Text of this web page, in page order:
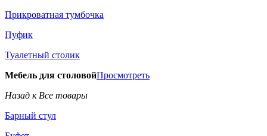
Прикроватная тумбочка
Пуфик
Туалетный столик
Мебель для столовойПросмотреть
Назад к Все товары
Барный стул